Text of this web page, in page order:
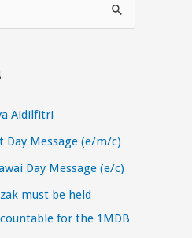
Aidilfitri
Day Message (e/m/c)
Day Message (e/c)
must be held
for the 1MDB